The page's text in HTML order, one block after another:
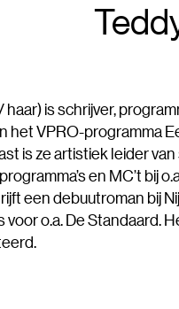
haar) is schrijver,
het VPRO-programma
is ze artistiek leider
en MC’t bij
een debuutroman bij
voor o.a. De Standaard.